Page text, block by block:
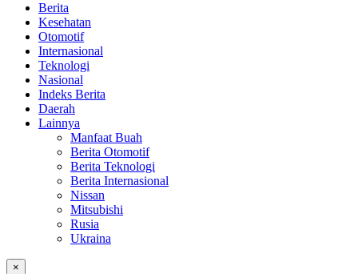
Berita
Kesehatan
Otomotif
Internasional
Teknologi
Nasional
Indeks Berita
Daerah
Lainnya
Manfaat Buah
Berita Otomotif
Berita Teknologi
Berita Internasional
Nissan
Mitsubishi
Rusia
Ukraina
×